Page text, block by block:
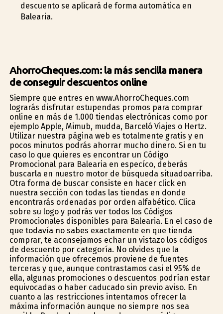
descuento se aplicará de forma automática en
Balearia.
AhorroCheques.com: la más sencilla manera
de conseguir descuentos online
Siempre que entres en www.AhorroCheques.com
lograrás disfrutar estupendas promos para comprar
online en más de 1.000 tiendas electrónicas como por
ejemplo Apple, Mimub, mudda, Barceló Viajes o Hertz.
Utilizar nuestra página web es totalmente gratis y en
pocos minutos podrás ahorrar mucho dinero. Si en tu
caso lo que quieres es encontrar un Código
Promocional para Balearia en específico, deberás
buscarla en nuestro motor de búsqueda situadoarriba.
Otra forma de buscar consiste en hacer click en
nuestra sección con todas las tiendas en donde
encontrarás ordenadas por orden alfabético. Clica
sobre su logo y podrás ver todos los Códigos
Promocionales disponibles para Balearia. En el caso de
que todavía no sabes exactamente en que tienda
comprar, te aconsejamos echar un vistazo los códigos
de descuento por categoría. No olvides que la
información que ofrecemos proviene de fuentes
terceras y que, aunque contrastamos casi el 95% de
ella, algunas promociones o descuentos podrían estar
equivocadas o haber caducado sin previo aviso. En
cuanto a las restricciones intentamos ofrecer la
máxima información aunque no siempre nos sea